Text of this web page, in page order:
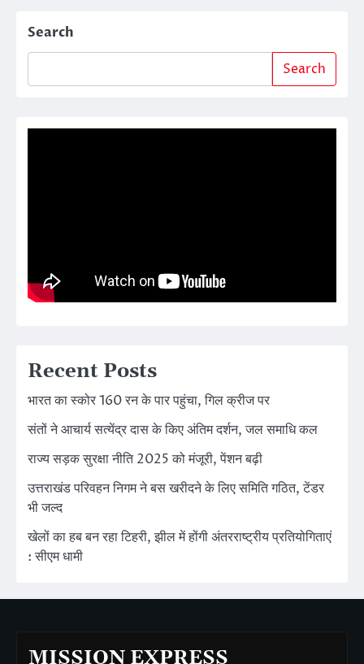
Search
Search
Recent Posts
भारत का स्कोर 160 रन के पार पहुंचा, गिल क्रीज पर
संतों ने आचार्य सत्येंद्र दास के किए अंतिम दर्शन, जल समाधि कल
राज्य सड़क सुरक्षा नीति 2025 को मंजूरी, पेंशन बढ़ी
उत्तराखंड परिवहन निगम ने बस खरीदने के लिए समिति गठित, टेंडर
भी जल्द
खेलों का हब बन रहा टिहरी, झील में होंगी अंतरराष्ट्रीय प्रतियोगिताएं
: सीएम धामी
MISSION EXPRESS